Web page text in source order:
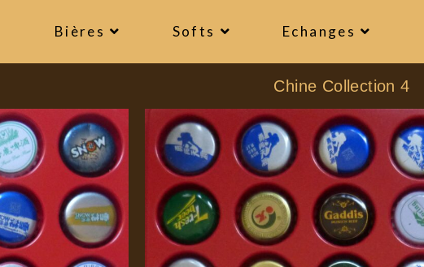
Bières Softs Echanges
Chine Collection 4